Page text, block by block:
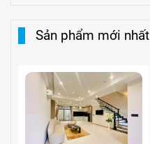
Sản phẩm mới nhất